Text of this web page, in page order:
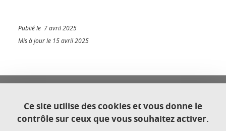
Publié le 7 avril 2025
Mis à jour le 15 avril 2025
Université Grenoble Alpes
Direction générale déléguée au Développement
international et territorial
Ce site utilise des cookies et vous donne le
contrôle sur ceux que vous souhaitez activer.